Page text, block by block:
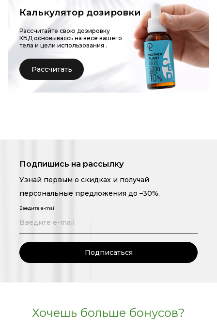
Калькулятор дозировки
Рассчитайте свою дозировку
КБД основываясь на весе вашего
тела и цели использования .
Рассчитать
Подпишись на рассылку
Узнай первым о скидках и получай
персональные предложения до –30%.
Введите e-mail
Подписаться
Хочешь больше бонусов?